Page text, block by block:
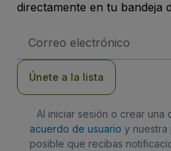
directamente en tu bandeja
de
Únete a la lista
Al iniciar sesión o crear una
acuerdo de usuario y nuestra
posible que recibas